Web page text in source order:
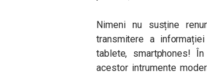
Nimeni nu susține
transmitere a
tablete, smartphones!
acestor intrumente